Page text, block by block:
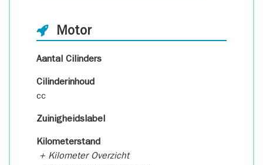
Motor
Aantal Cilinders
Cilinderinhoud
cc
Zuinigheidslabel
Kilometerstand
+ Kilometer Overzicht